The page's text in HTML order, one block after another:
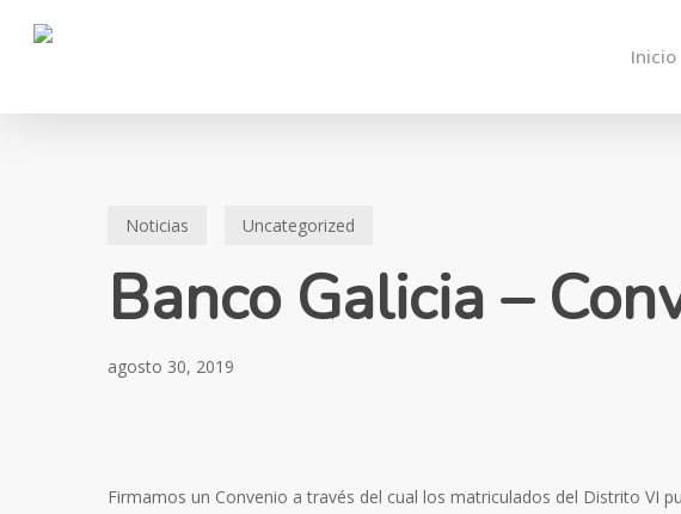
Inicio
Noticias Uncategorized
Banco Galicia –
agosto 30, 2019
Firmamos un Convenio a través del cual los matriculados del Distrito VI